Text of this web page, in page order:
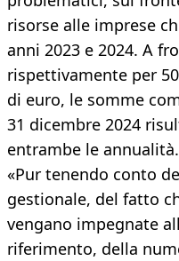
risorse alle imprese
anni 2023 e 2024. A
rispettivamente per
di euro, le somme
31 dicembre 2024
entrambe le annualità.
«Pur tenendo conto
gestionale, del fatto
vengano impegnate
riferimento, della